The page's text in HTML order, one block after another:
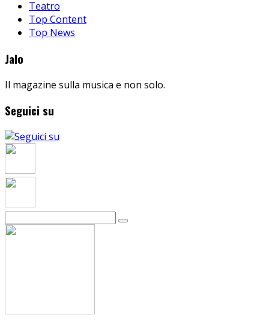
Teatro
Top Content
Top News
Jalo
Il magazine sulla musica e non solo.
Seguici su